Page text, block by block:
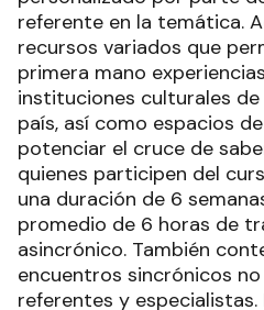
referente en la temática.
recursos variados que
primera mano
instituciones culturales
país, así como espacios
potenciar el cruce de
quienes participen del
una duración de 6
promedio de 6 horas de
asincrónico. También
encuentros sincrónicos
referentes y especialistas.